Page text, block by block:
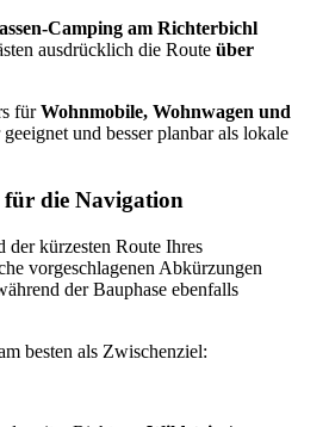
Camping am Richterbichl
ausdrücklich die Route über
fürWohnmobile, Wohnwagen und
und besser planbar als lokale
für die Navigation
kürzesten Route Ihres
vorgeschlagenen Abkürzungen
der Bauphase ebenfalls
besten als Zwischenziel: